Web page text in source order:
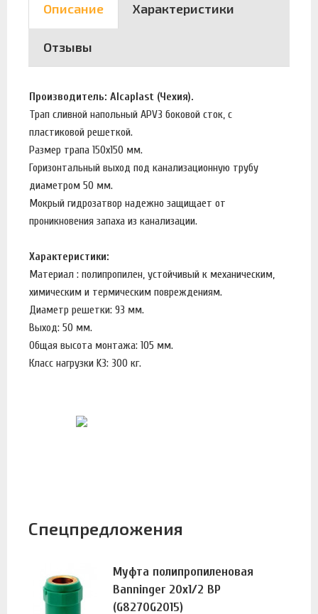
Описание Характеристики
Отзывы
Производитель: Alcaplast (Чехия).
Трап сливной напольный APV3 боковой сток, с
пластиковой решеткой.
Размер трапа 150х150 мм.
Горизонтальный выход под канализационную трубу
диаметром 50 мм.
Мокрый гидрозатвор надежно защищает от
проникновения запаха из канализации.
Характеристики:
Материал : полипропилен, устойчивый к механическим,
химическим и термическим повреждениям.
Диаметр решетки: 93 мм.
Выход: 50 мм.
Общая высота монтажа: 105 мм.
Класс нагрузки K3: 300 кг.
Спецпредложения
Муфта полипропиленовая
Banninger 20х1/2 ВР
(G8270G2015)